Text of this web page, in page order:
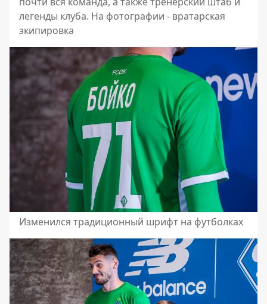
легенды клуба. На фотографии - вратарская
экипировка
Изменился традиционный шрифт на футболках